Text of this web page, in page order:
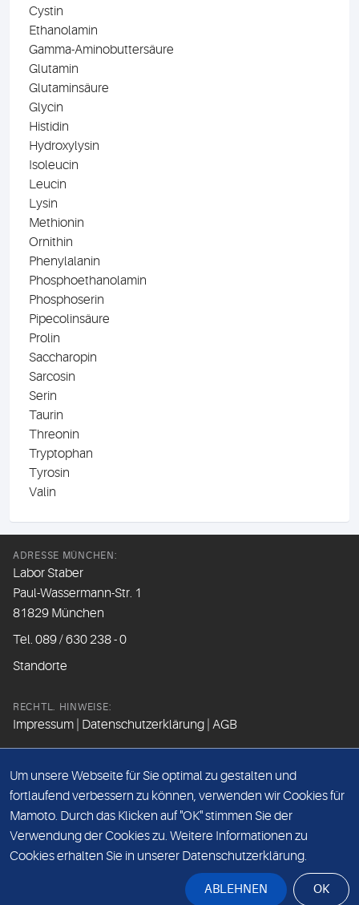
Cystin
Ethanolamin
Gamma-Aminobuttersäure
Glutamin
Glutaminsäure
Glycin
Histidin
Hydroxylysin
Isoleucin
Leucin
Lysin
Methionin
Ornithin
Phenylalanin
Phosphoethanolamin
Phosphoserin
Pipecolinsäure
Prolin
Saccharopin
Sarcosin
Serin
Taurin
Threonin
Tryptophan
Tyrosin
Valin
ADRESSE MÜNCHEN:
Labor Staber
Paul-Wassermann-Str. 1
81829 München
Tel. 089 / 630 238 - 0
Standorte
RECHTL. HINWEISE:
Impressum Datenschutzerklärung AGB
Beim Besuch der Social Media Kanäle werden Daten vom
Betreiber der Seite erfasst.
Datenschutzerklärung
Um unsere Webseite für Sie optimal zu gestalten und
fortlaufend verbessern zu können, verwenden wir Cookies für
Mamoto. Durch das Klicken auf "OK" stimmen Sie der
Verwendung der Cookies zu. Weitere Informationen zu
Cookies erhalten Sie in unserer Datenschutzerklärung.
ABLEHNEN OK